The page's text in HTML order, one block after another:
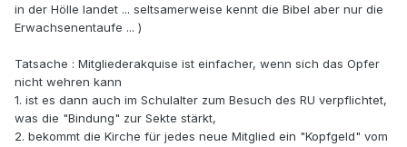
in der Hölle landet ... seltsamerweise kennt die Bibel aber nur die
Erwachsenentaufe ... )
Tatsache : Mitgliederakquise ist einfacher, wenn sich das Opfer
nicht wehren kann
1. ist es dann auch im Schulalter zum Besuch des RU verpflichtet,
was die "Bindung" zur Sekte stärkt,
2. bekommt die Kirche für jedes neue Mitglied ein "Kopfgeld" vom